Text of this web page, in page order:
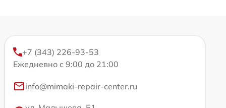
+7 (343) 226-93-53
Ежедневно с 9:00 до 21:00
info@mimaki-repair-center.ru